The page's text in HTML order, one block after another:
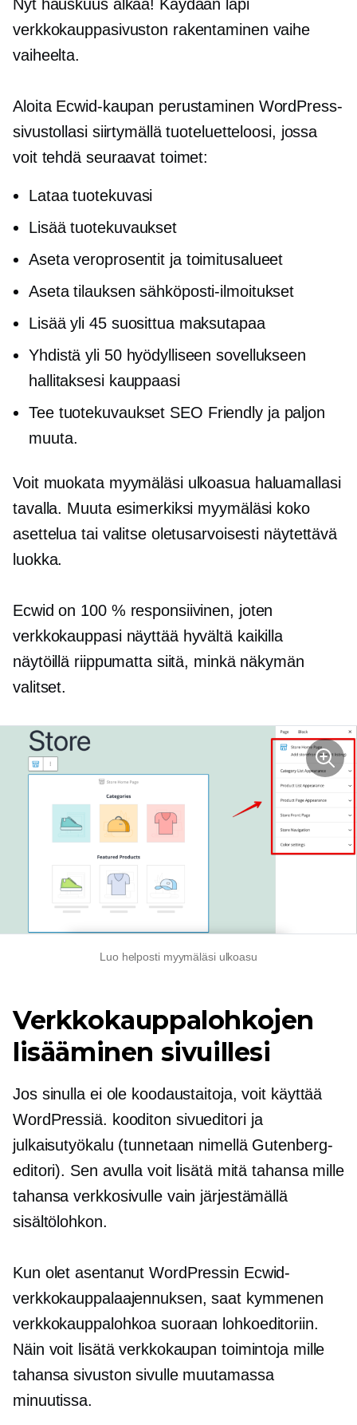
Nyt hauskuus alkaa! Käydään läpi
verkkokauppasivuston rakentaminen vaihe
vaiheelta.
Aloita Ecwid-kaupan perustaminen WordPress-
sivustollasi siirtymällä tuoteluetteloosi, jossa
voit tehdä seuraavat toimet:
Lataa tuotekuvasi
Lisää tuotekuvaukset
Aseta veroprosentit ja toimitusalueet
Aseta tilauksen sähköposti-ilmoitukset
Lisää yli 45 suosittua maksutapaa
Yhdistä yli 50 hyödylliseen sovellukseen
hallitaksesi kauppaasi
Tee tuotekuvaukset SEO Friendlyja paljon
muuta.
Voit muokata myymäläsi ulkoasua haluamallasi
tavalla. Muuta esimerkiksi myymäläsi koko
asettelua tai valitse oletusarvoisesti näytettävä
luokka.
Ecwid on 100 % responsiivinen, joten
verkkokauppasi näyttää hyvältä kaikilla
näytöillä riippumatta siitä, minkä näkymän
valitset.
Luo helposti myymäläsi ulkoasu
Verkkokauppalohkojen
lisääminen sivuillesi
Jos sinulla ei ole koodaustaitoja, voit käyttää
WordPressiä. kooditon sivueditori ja
julkaisutyökalu (tunnetaan nimellä Gutenberg-
editori). Sen avulla voit lisätä mitä tahansa mille
tahansa verkkosivulle vain järjestämällä
sisältölohkon.
Kun olet asentanut WordPressin Ecwid-
verkkokauppalaajennuksen, saat kymmenen
verkkokauppalohkoa suoraan lohkoeditoriin.
Näin voit lisätä verkkokaupan toimintoja mille
tahansa sivuston sivulle muutamassa
minuutissa.